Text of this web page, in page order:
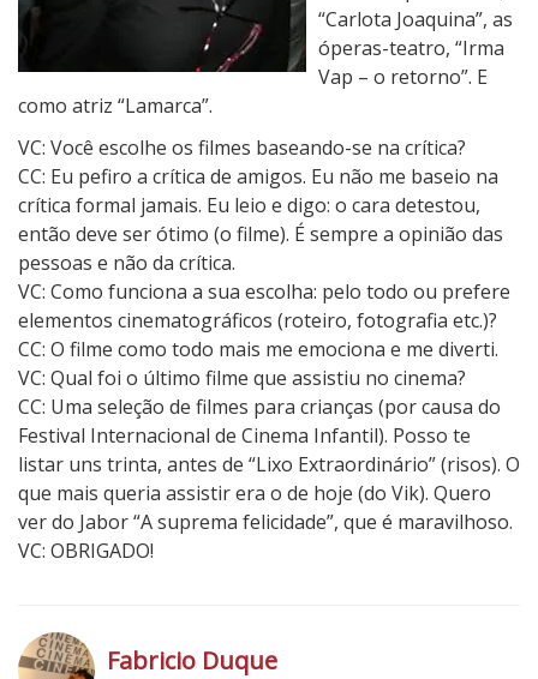
r
a
s
:
a
r
l
a
C
a
m
u
r
a
t
i
“Carlota Joaquina”, as
óperas-teatro, “Irma
Vap – o retorno”. E
como atriz “Lamarca”.
VC: Você escolhe os filmes baseando-se na crítica?
CC: Eu pefiro a crítica de amigos. Eu não me baseio na
crítica formal jamais. Eu leio e digo: o cara detestou,
então deve ser ótimo (o filme). É sempre a opinião das
pessoas e não da crítica.
VC: Como funciona a sua escolha: pelo todo ou prefere
elementos cinematográficos (roteiro, fotografia etc.)?
CC: O filme como todo mais me emociona e me diverti.
VC: Qual foi o último filme que assistiu no cinema?
CC: Uma seleção de filmes para crianças (por causa do
Festival Internacional de Cinema Infantil). Posso te
listar uns trinta, antes de “Lixo Extraordinário” (risos). O
que mais queria assistir era o de hoje (do Vik). Quero
ver do Jabor “A suprema felicidade”, que é maravilhoso.
VC: OBRIGADO!
Fabricio Duque